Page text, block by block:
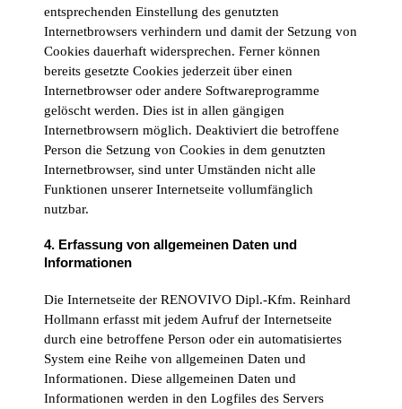
entsprechenden Einstellung des genutzten
Internetbrowsers verhindern und damit der Setzung von
Cookies dauerhaft widersprechen. Ferner können
bereits gesetzte Cookies jederzeit über einen
Internetbrowser oder andere Softwareprogramme
gelöscht werden. Dies ist in allen gängigen
Internetbrowsern möglich. Deaktiviert die betroffene
Person die Setzung von Cookies in dem genutzten
Internetbrowser, sind unter Umständen nicht alle
Funktionen unserer Internetseite vollumfänglich
nutzbar.
4. Erfassung von allgemeinen Daten und
Informationen
Die Internetseite der RENOVIVO Dipl.-Kfm. Reinhard
Hollmann erfasst mit jedem Aufruf der Internetseite
durch eine betroffene Person oder ein automatisiertes
System eine Reihe von allgemeinen Daten und
Informationen. Diese allgemeinen Daten und
Informationen werden in den Logfiles des Servers